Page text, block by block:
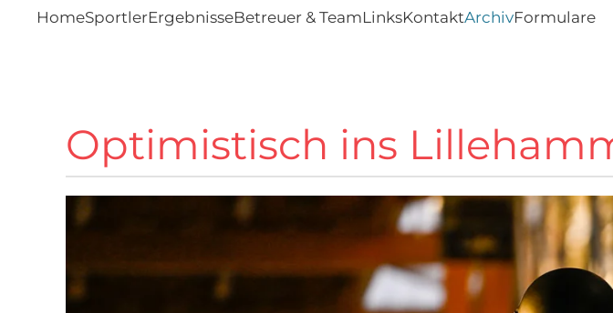
HomeSportlerErgebnisseBetreuer & TeamLinksKontaktArchivFormulare
Optimistisch ins